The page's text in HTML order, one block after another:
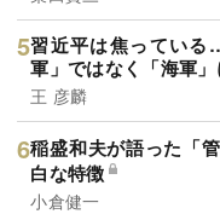
習近平は焦っている
軍」ではなく「海軍
王 彦麟
稲盛和夫が語った「
白な特徴
小倉健一